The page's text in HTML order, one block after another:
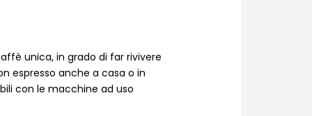
unica, in grado di far rivivere
espresso anche a casa o in
con le macchine ad uso